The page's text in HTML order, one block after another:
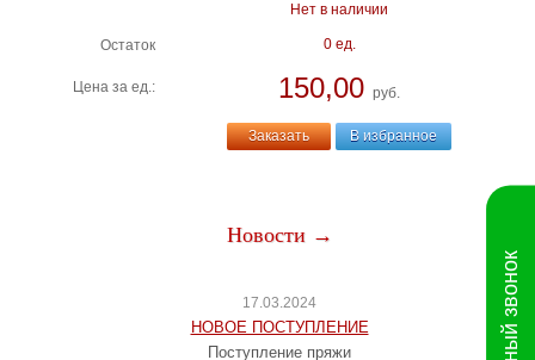
Нет в наличии
Остаток 0 ед.
Цена за ед.: 150,00 руб.
Заказать В избранное
Новости →
17.03.2024
НОВОЕ ПОСТУПЛЕНИЕ
Поступление пряжи